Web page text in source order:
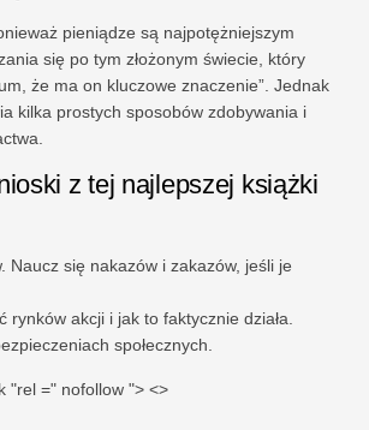
pieniądze są najpotężniejszym
się po tym złożonym świecie, który
że ma on kluczowe znaczenie”. Jednak
kilka prostych sposobów zdobywania i
z tej najlepszej książki
Naucz się nakazów i zakazów, jeśli je
rynków akcji i jak to faktycznie działa.
społecznych.
"rel =" nofollow "> <>